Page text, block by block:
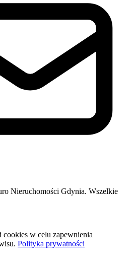
Nieruchomości Gdynia. Wszelkie
w celu zapewnienia
Polityka prywatności